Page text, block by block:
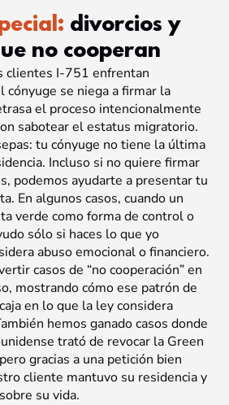
divorcios y
no cooperan
clientes I-751 enfrentan
cónyuge se niega a firmar la
el proceso intencionalmente
sabotear el estatus migratorio.
tu cónyuge no tiene la última
Incluso si no quiere firmar
podemos ayudarte a presentar tu
En algunos casos, cuando un
verde como forma de control o
sólo si haces lo que yo
abuso emocional o financiero.
casos de “no cooperación” en
mostrando cómo ese patrón de
en lo que la ley considera
hemos ganado casos donde
trató de revocar la Green
gracias a una petición bien
cliente mantuvo su residencia y
su vida.